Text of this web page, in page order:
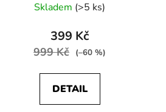
Skladem (>5 ks)
399 Kč
999 Kč (–60 %)
DETAIL